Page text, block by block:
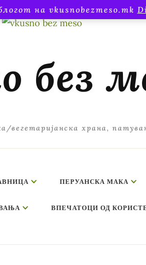
на vkusnobezmeso.mk
без
вегетаријанска храна,
ПЕРУАНСКА МАКА
ВПЕЧАТОЦИ ОД